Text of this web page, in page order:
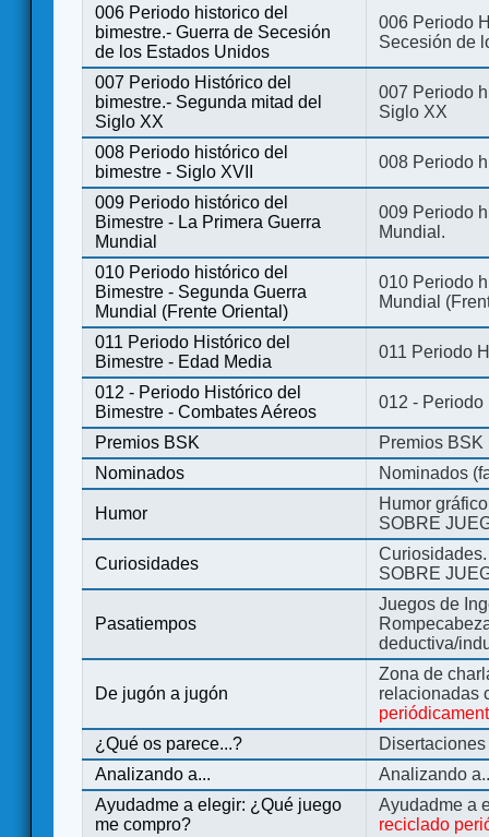
006 Periodo historico del
bimestre.- Guerra de Secesión
de los Estados Unidos
006 Periodo
Secesión de
007 Periodo Histórico del
bimestre.- Segunda mitad del
Siglo XX
007 Periodo
Siglo XX
008 Periodo histórico del
bimestre - Siglo XVII
008 Periodo
009 Periodo histórico del
Bimestre - La Primera Guerra
Mundial
009 Periodo
Mundial.
010 Periodo histórico del
Bimestre - Segunda Guerra
Mundial (Frente Oriental)
010 Periodo
Mundial
011 Periodo Histórico del
Bimestre - Edad Media
011 Periodo
012 - Periodo Histórico del
Bimestre - Combates Aéreos
012 - Periodo
Premios BSK
Premios BSK
Nominados
Nominados
Humor
Humor
SOBRE
Curiosidades
SOBRE
Pasatiempos
Juegos de
deductiva/
De jugón a jugón
Zona de
relacionadas
¿Qué os parece...?
Analizando a...
Analizando
Ayudadme a elegir: ¿Qué juego
me compro?
Ayudadme a
reciclado